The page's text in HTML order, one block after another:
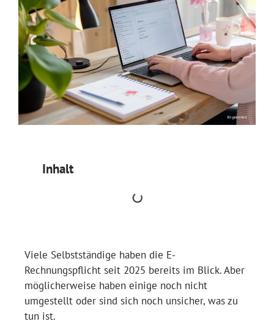
Inhalt
Viele Selbstständige haben die E-
Rechnungspflicht seit 2025 bereits im Blick. Aber
möglicherweise haben einige noch nicht
umgestellt oder sind sich noch unsicher, was zu
tun ist.